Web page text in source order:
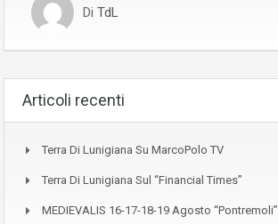
Di TdL
Articoli recenti
Terra Di Lunigiana Su MarcoPolo TV
Terra Di Lunigiana Sul “Financial Times”
MEDIEVALIS 16-17-18-19 Agosto “Pontremoli”